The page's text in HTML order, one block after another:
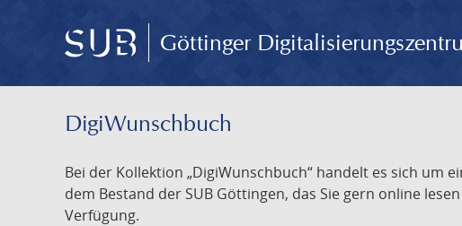
Göttinger
DigiWunschbuch
Bei der Kollektion „DigiWunschbuch“ handelt es sich um
dem Bestand der SUB Göttingen, das Sie gern online
Verfügung.